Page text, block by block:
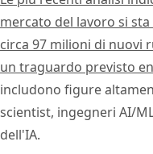
mercato del lavoro si
circa 97 milioni di nuovi
un traguardo previsto
includono figure
scientist, ingegneri AI/
dell'IA.